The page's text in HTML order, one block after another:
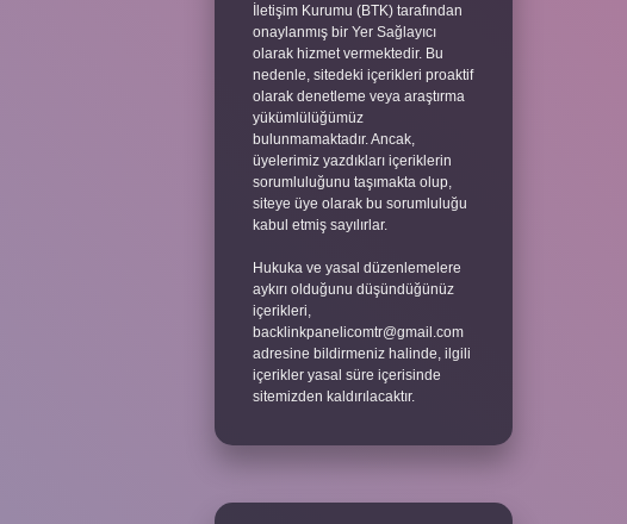
İletişim Kurumu (BTK) tarafından
onaylanmış bir Yer Sağlayıcı
olarak hizmet vermektedir. Bu
nedenle, sitedeki içerikleri proaktif
olarak denetleme veya araştırma
yükümlülüğümüz
bulunmamaktadır. Ancak,
üyelerimiz yazdıkları içeriklerin
sorumluluğunu taşımakta olup,
siteye üye olarak bu sorumluluğu
kabul etmiş sayılırlar.
Hukuka ve yasal düzenlemelere
aykırı olduğunu düşündüğünüz
içerikleri,
backlinkpanelicomtr@gmail.com
adresine bildirmeniz halinde, ilgili
içerikler yasal süre içerisinde
sitemizden kaldırılacaktır.